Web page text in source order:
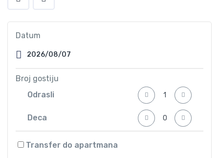
Datum
Broj gostiju
Odrasli
Deca
Transfer do apartmana